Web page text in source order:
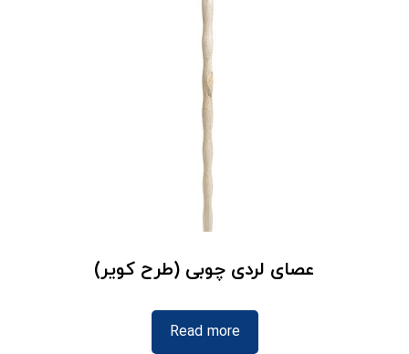
عصای لردی چوبی (طرح کویر)
Read more